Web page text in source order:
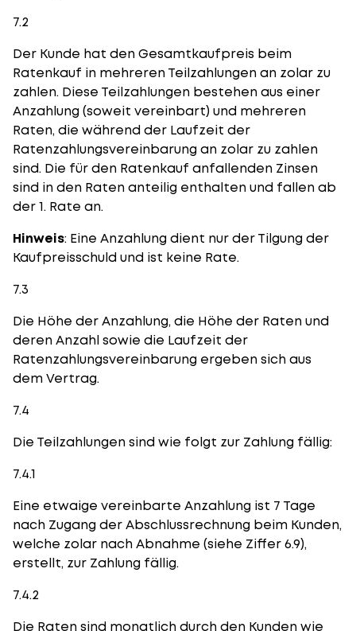
7.2
Der Kunde hat den Gesamtkaufpreis beim
Ratenkauf in mehreren Teilzahlungen an zolar zu
zahlen. Diese Teilzahlungen bestehen aus einer
Anzahlung (soweit vereinbart) und mehreren
Raten, die während der Laufzeit der
Ratenzahlungsvereinbarung an zolar zu zahlen
sind. Die für den Ratenkauf anfallenden Zinsen
sind in den Raten anteilig enthalten und fallen ab
der 1. Rate an.
Hinweis: Eine Anzahlung dient nur der Tilgung der
Kaufpreisschuld und ist keine Rate.
7.3
Die Höhe der Anzahlung, die Höhe der Raten und
deren Anzahl sowie die Laufzeit der
Ratenzahlungsvereinbarung ergeben sich aus
dem Vertrag.
7.4
Die Teilzahlungen sind wie folgt zur Zahlung fällig:
7.4.1
Eine etwaige vereinbarte Anzahlung ist 7 Tage
nach Zugang der Abschlussrechnung beim Kunden,
welche zolar nach Abnahme (siehe Ziffer 6.9),
erstellt, zur Zahlung fällig.
7.4.2
Die Raten sind monatlich durch den Kunden wie